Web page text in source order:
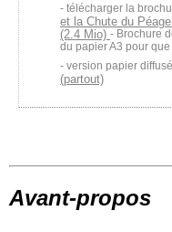
télécharger la
et la Chute du
(2.4 Mio) - Brochure
du papier A3 pour
version papier
(partout)
Avant-propos